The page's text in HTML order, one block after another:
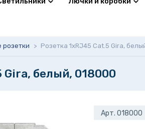
> Розетка 1xRJ45 Cat.5 Gira,
Gira, белый, 018000
Арт. 018000